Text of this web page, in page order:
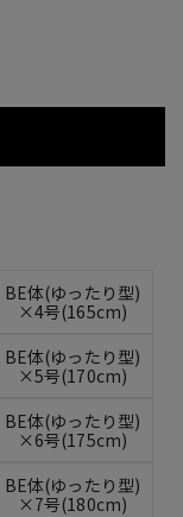
BE体(ゆったり型)
×4号(165cm)
BE体(ゆったり型)
×5号(170cm)
BE体(ゆったり型)
×6号(175cm)
BE体(ゆったり型)
×7号(180cm)